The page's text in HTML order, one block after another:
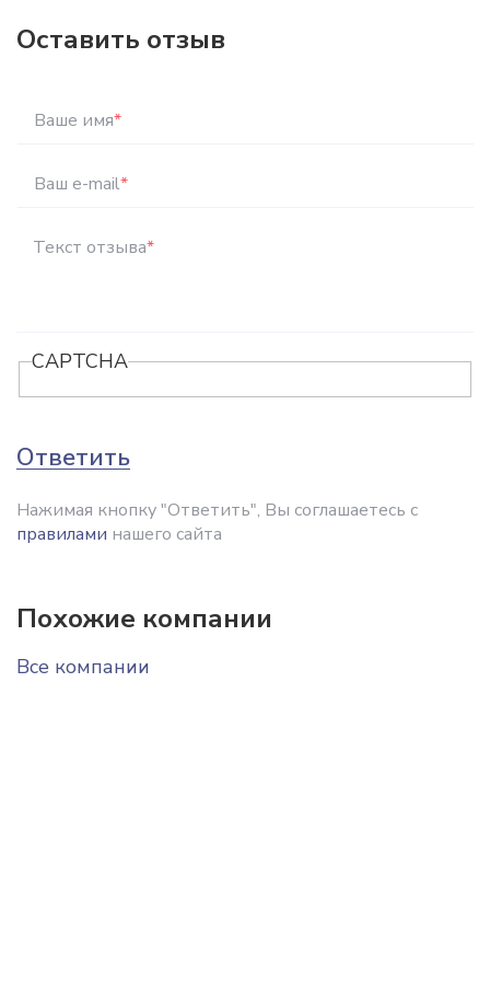
Оставить отзыв
Ваше имя*
Ваш e-mail*
Текст отзыва*
CAPTCHA
Ответить
Нажимая кнопку "Ответить", Вы соглашаетесь с
правилами нашего сайта
Похожие компании
Все компании